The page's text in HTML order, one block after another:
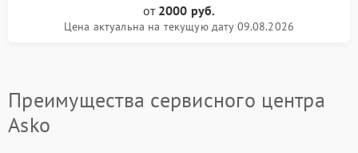
от 2000 руб.
Цена актуальна на текущую дату 09.08.2026
Преимущества сервисного центра
Asko